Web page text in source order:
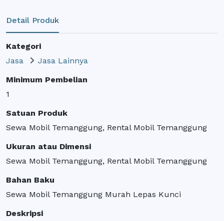
Detail Produk
Kategori
Jasa
Jasa Lainnya
Minimum Pembelian
1
Satuan Produk
Sewa Mobil Temanggung, Rental Mobil Temanggung
Ukuran atau Dimensi
Sewa Mobil Temanggung, Rental Mobil Temanggung
Bahan Baku
Sewa Mobil Temanggung Murah Lepas Kunci
Deskripsi